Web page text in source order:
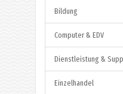
Bildung
Computer & EDV
Dienstleistung &
Einzelhandel